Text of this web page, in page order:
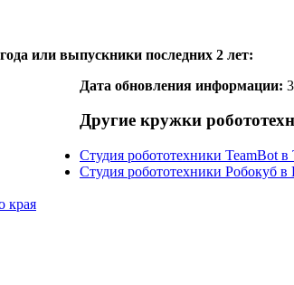
или выпускники последних 2 лет:
Дата обновления информации:
Другие кружки
Студия робототехники TeamBot
Студия робототехники Робокуб в
края